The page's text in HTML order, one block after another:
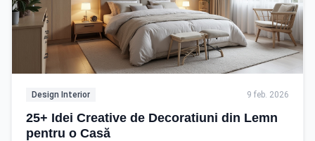
Design Interior 9 feb. 2026
25+ Idei Creative de Decoratiuni din Lemn
pentru o Casă